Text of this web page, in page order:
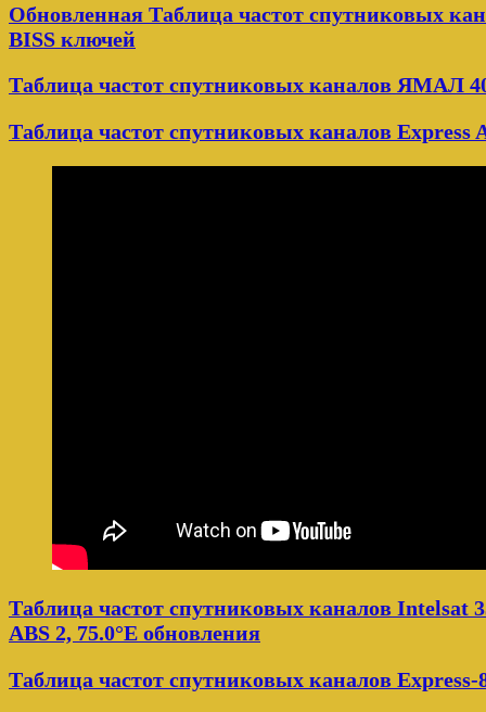
Обновленная Таблица частот спутниковых
BISS ключей
Таблица частот спутниковых каналов ЯМАЛ
Таблица частот спутниковых каналов Express
Таблица частот спутниковых каналов Intelsat
ABS 2, 75.0°E обновления
Таблица частот спутниковых каналов Express-